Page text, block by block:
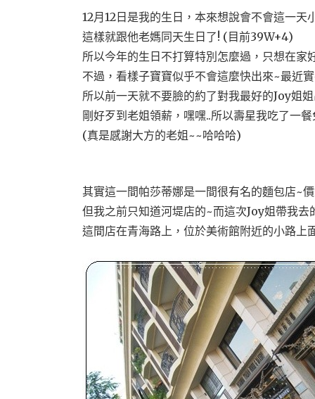
12月12日是我的生日，本來想說會不會這一天
這樣就跟他老媽同天生日了! (目前39W+4)
所以今年的生日不打算特別怎麼過，只想在家
不過，看樣子寶寶似乎不會這麼快出來~最近
所以前一天就不要臉的約了對我最好的Joy姐
剛好歹到老姐領薪，嘿嘿..所以壽星我吃了一
(真是感謝大方的老姐~~哈哈哈)
其實這一間帕莎蒂娜是一間很有名的麵包店~
但我之前只知道河堤店的~而這次Joy姐帶我去
這間店在青海路上，位於美術館附近的小路上